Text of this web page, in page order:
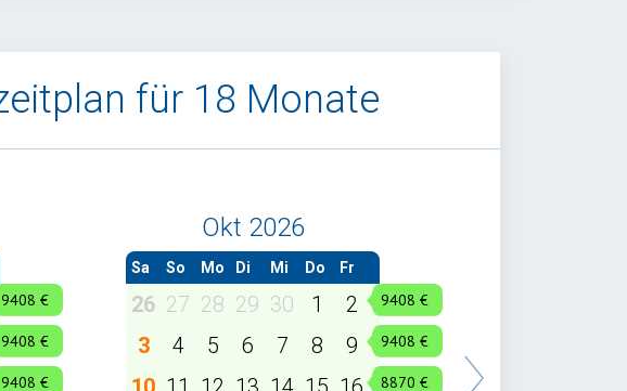
für 18 Monate
Okt 2026
Sa So Mo Di Mi Do Fr
26 27 28 29 30 1
2
3
4 5 6 7 8
9